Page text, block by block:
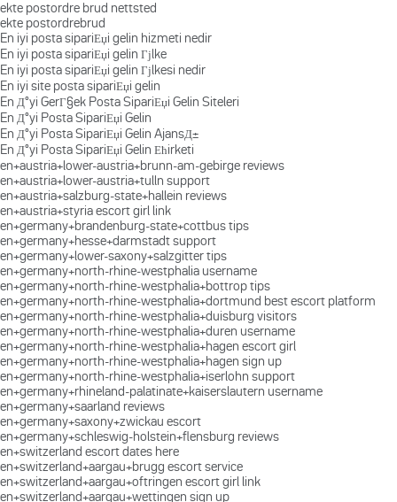
ekte postordre brud nettsted
ekte postordrebrud
En iyi posta sipariЕџi gelin hizmeti nedir
En iyi posta sipariЕџi gelin Гјlke
En iyi posta sipariЕџi gelin Гјlkesi nedir
En iyi site posta sipariЕџi gelin
En Д°yi GerГ§ek Posta SipariЕџi Gelin Siteleri
En Д°yi Posta SipariЕџi Gelin
En Д°yi Posta SipariЕџi Gelin AjansД±
En Д°yi Posta SipariЕџi Gelin Ећirketi
en+austria+lower-austria+brunn-am-gebirge reviews
en+austria+lower-austria+tulln support
en+austria+salzburg-state+hallein reviews
en+austria+styria escort girl link
en+germany+brandenburg-state+cottbus tips
en+germany+hesse+darmstadt support
en+germany+lower-saxony+salzgitter tips
en+germany+north-rhine-westphalia username
en+germany+north-rhine-westphalia+bottrop tips
en+germany+north-rhine-westphalia+dortmund best escort platform
en+germany+north-rhine-westphalia+duisburg visitors
en+germany+north-rhine-westphalia+duren username
en+germany+north-rhine-westphalia+hagen escort girl
en+germany+north-rhine-westphalia+hagen sign up
en+germany+north-rhine-westphalia+iserlohn support
en+germany+rhineland-palatinate+kaiserslautern username
en+germany+saarland reviews
en+germany+saxony+zwickau escort
en+germany+schleswig-holstein+flensburg reviews
en+switzerland escort dates here
en+switzerland+aargau+brugg escort service
en+switzerland+aargau+oftringen escort girl link
en+switzerland+aargau+wettingen sign up